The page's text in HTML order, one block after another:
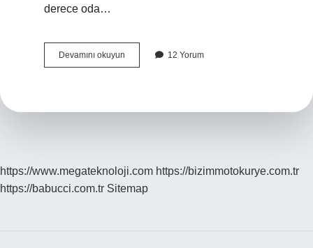
derece oda…
Devamını okuyun Çocuğun
Yattığı
12 Yorum
https://www.megateknoloji.com https://bizimmotokurye.com.tr
https://babucci.com.tr Sitemap